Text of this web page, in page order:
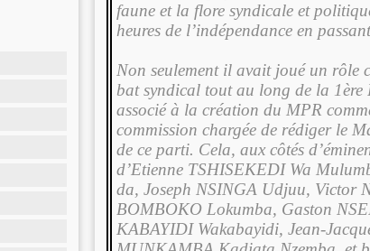
faune et la flore syndicale et
heures de l’indépendance en
Non seulement il avait joué un
bat syndical tout au long de la
associé à la création du MPR
commission chargée de rédiger le
de ce parti. Cela, aux côtés
d’Etienne TSHISEKEDI Wa
da, Joseph NSINGA Udjuu, Victor
BOMBOKO Lokum­ba, Gaston
KABAYIDI Waka­bayidi, Jean-